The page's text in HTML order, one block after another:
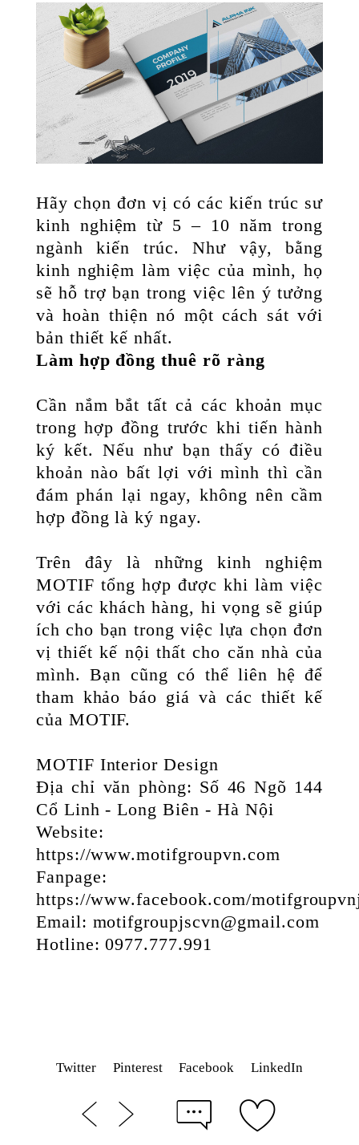
Hãy chọn đơn vị có các kiến trúc sư
kinh nghiệm từ 5 – 10 năm trong
ngành kiến trúc. Như vậy, bằng
kinh nghiệm làm việc của mình, họ
sẽ hỗ trợ bạn trong việc lên ý tưởng
và hoàn thiện nó một cách sát với
bản thiết kế nhất.
Làm hợp đồng thuê rõ ràng
Cần nắm bắt tất cả các khoản mục
trong hợp đồng trước khi tiến hành
ký kết. Nếu như bạn thấy có điều
khoản nào bất lợi với mình thì cần
đám phán lại ngay, không nên cầm
hợp đồng là ký ngay.
Trên đây là những kinh nghiệm
MOTIF tổng hợp được khi làm việc
với các khách hàng, hi vọng sẽ giúp
ích cho bạn trong việc lựa chọn đơn
vị thiết kế nội thất cho căn nhà của
mình. Bạn cũng có thể liên hệ để
tham khảo báo giá và các thiết kế
của MOTIF.
MOTIF Interior Design
Địa chỉ văn phòng: Số 46 Ngõ 144
Cổ Linh - Long Biên - Hà Nội
Website:
https://www.motifgroupvn.com
Fanpage:
https://www.facebook.com/
Email: motifgroupjscvn@gmail.com
Hotline: 0977.777.991
Twitter Pinterest Facebook LinkedIn